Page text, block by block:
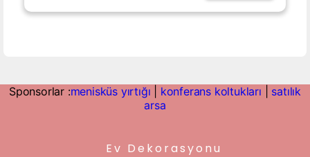
Sponsorlar :menisküs yırtığı konferans koltukları
satılık
arsa
Ev Dekorasyonu